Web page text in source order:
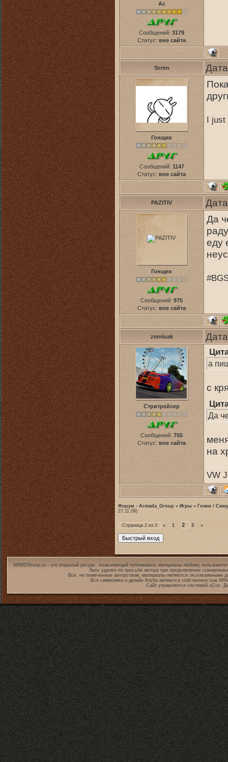
Ас
Сообщений: 3179
Статус: вне сайта
Scren
Гонщик
Сообщений: 1147
Статус: вне сайта
I
PAZITIV
Гонщик
Сообщений: 975
Статус: вне сайта
Да
еду
zemluak
Стритрейсер
Сообщений: 755
Статус: вне сайта
а
с
Да
на
VW
Форум - Armada_Group » Игры » Гонки /
27.11.09)
Страница 2 из 3 « 1 2 3 »
ARMDGroup.ru - это открытый ресурс, позволяющий публиковать материалы любому
быть удален по просьбе автора при предъявлении
Все, не помеченные авторством, материалы являются эксклюзивными
Вся символика и дизайн Клуба являются собственностью
Сайт управляется системой uCoz.